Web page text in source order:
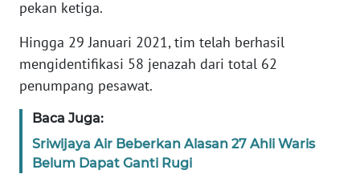
pekan ketiga.
Hingga 29 Januari 2021, tim telah berhasil
mengidentifikasi 58 jenazah dari total 62
penumpang pesawat.
Baca Juga:
Sriwijaya Air Beberkan Alasan 27 Ahli Waris
Belum Dapat Ganti Rugi
Informasi
INDEKS
BERITA
KONTAK
KAMI